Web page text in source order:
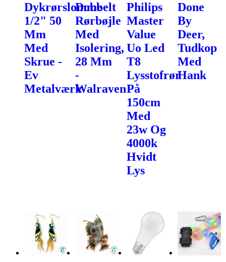
Dykrørslomme
1/2" 50
Mm
Med
Skrue -
Ev
Metalværk
Dobbelt
Rørbøjle
Med
Isolering,
28 Mm
-
Walraven
Philips
Master
Value
Uo Led
T8
Lysstofrør
På
150cm
Med
23w Og
4000k
Hvidt
Lys
Done
By
Deer,
Tudkop
Med
Hank